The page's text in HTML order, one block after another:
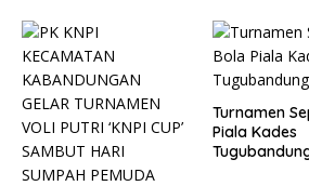
Turnamen
Piala Kades